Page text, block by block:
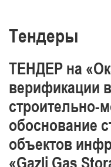
Тендеры
ТЕНДЕР на
верификации
строительно-
обоснование
объектов